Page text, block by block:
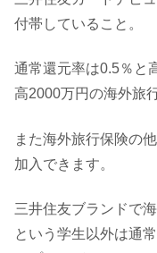
付帯していること。
通常還元率は0.5％と
高2000万円の海外旅
また海外旅行保険の
加入できます。
三井住友ブランドで
という学生以外は通